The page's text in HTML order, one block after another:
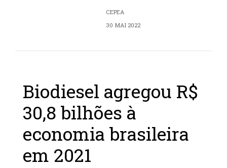
CEPEA
30 MAI 2022
Biodiesel agregou R$
30,8 bilhões à
economia brasileira
em 2021